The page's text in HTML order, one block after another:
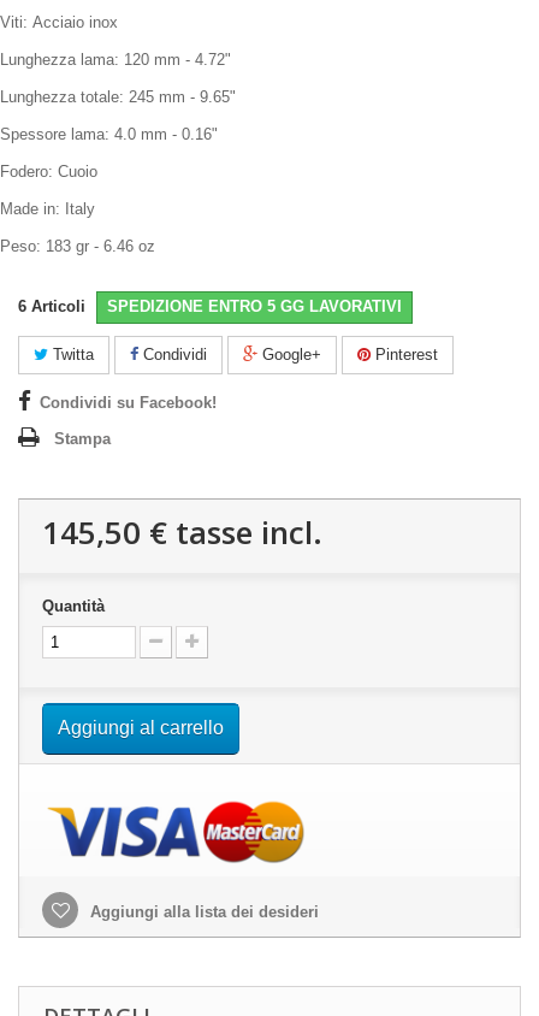
Viti: Acciaio inox
Lunghezza lama: 120 mm - 4.72"
Lunghezza totale: 245 mm - 9.65"
Spessore lama: 4.0 mm - 0.16"
Fodero: Cuoio
Made in: Italy
Peso: 183 gr - 6.46 oz
6 Articoli SPEDIZIONE ENTRO 5 GG LAVORATIVI
Twitta Condividi Google+ Pinterest
Condividi su Facebook!
Stampa
145,50 € tasse incl.
Quantità
Aggiungi al carrello
Aggiungi alla lista dei desideri